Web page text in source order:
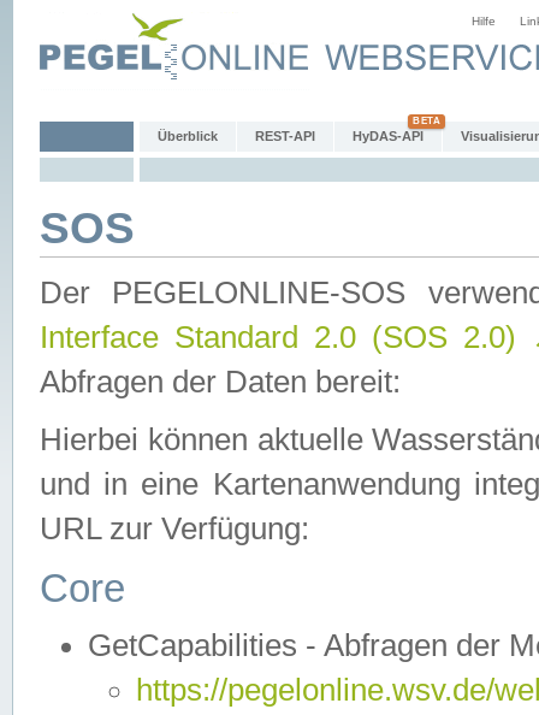
Hilfe
Überblick REST-API HyDAS-API
SOS
Der PEGELONLINE-SOS
Interface Standard 2.0 (SOS 2.0)
Abfragen der Daten bereit:
Hierbei können aktuelle
und in eine Kartenanwendung
URL zur Verfügung:
Core
GetCapabilities - Abfragen der
https://pegelonline.wsv.de/